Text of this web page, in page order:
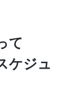
て
ケジュ